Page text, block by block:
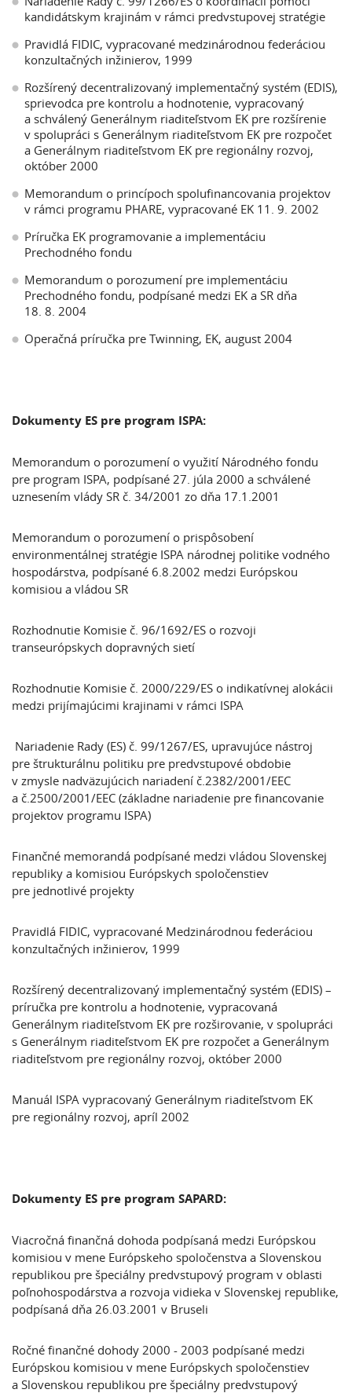
kandidátskym krajinám v rámci predvstupovej stratégie
Pravidlá FIDIC, vypracované medzinárodnou federáciou
konzultačných inžinierov, 1999
Rozšírený decentralizovaný implementačný systém (EDIS),
sprievodca pre kontrolu a hodnotenie, vypracovaný
a schválený Generálnym riaditeľstvom EK pre rozšírenie
v spolupráci s Generálnym riaditeľstvom EK pre rozpočet
a Generálnym riaditeľstvom EK pre regionálny rozvoj,
október 2000
Memorandum o princípoch spolufinancovania projektov
v rámci programu PHARE, vypracované EK 11. 9. 2002
Príručka EK programovanie a implementáciu
Prechodného fondu
Memorandum o porozumení pre implementáciu
Prechodného fondu, podpísané medzi EK a SR dňa
18. 8. 2004
Operačná príručka pre Twinning, EK, august 2004
Dokumenty ES pre program ISPA:
Memorandum o porozumení o využití Národného fondu
pre program ISPA, podpísané 27. júla 2000 a schválené
uznesením vlády SR č. 34/2001 zo dňa 17.1.2001
Memorandum o porozumení o prispôsobení
environmentálnej stratégie ISPA národnej politike vodného
hospodárstva, podpísané 6.8.2002 medzi Európskou
komisiou a vládou SR
Rozhodnutie Komisie č. 96/1692/ES o rozvoji
transeurópskych dopravných sietí
Rozhodnutie Komisie č. 2000/229/ES o indikatívnej alokácii
medzi prijímajúcimi krajinami v rámci ISPA
Nariadenie Rady (ES) č. 99/1267/ES, upravujúce nástroj
pre štrukturálnu politiku pre predvstupové obdobie
v zmysle nadväzujúcich nariadení č.2382/2001/EEC
a č.2500/2001/EEC (základne nariadenie pre financovanie
projektov programu ISPA)
Finančné memorandá podpísané medzi vládou Slovenskej
republiky a komisiou Európskych spoločenstiev
pre jednotlivé projekty
Pravidlá FIDIC, vypracované Medzinárodnou federáciou
konzultačných inžinierov, 1999
Rozšírený decentralizovaný implementačný systém (EDIS) –
príručka pre kontrolu a hodnotenie, vypracovaná
Generálnym riaditeľstvom EK pre rozširovanie, v spolupráci
s Generálnym riaditeľstvom EK pre rozpočet a Generálnym
riaditeľstvom pre regionálny rozvoj, október 2000
Manuál ISPA vypracovaný Generálnym riaditeľstvom EK
pre regionálny rozvoj, apríl 2002
Dokumenty ES pre program SAPARD:
Viacročná finančná dohoda podpísaná medzi Európskou
komisiou v mene Európskeho spoločenstva a Slovenskou
republikou pre špeciálny predvstupový program v oblasti
poľnohospodárstva a rozvoja vidieka v Slovenskej republike,
podpísaná dňa 26.03.2001 v Bruseli
Ročné finančné dohody 2000 - 2003 podpísané medzi
Európskou komisiou v mene Európskych spoločenstiev
a Slovenskou republikou pre špeciálny predvstupový